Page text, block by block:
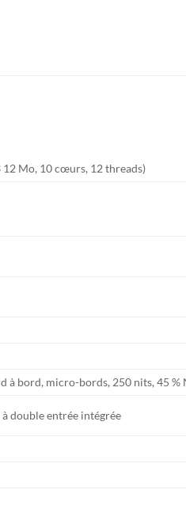
Mo, 10 cœurs, 12 threads)
à bord, micro-bords, 250 nits, 45 %
double entrée intégrée